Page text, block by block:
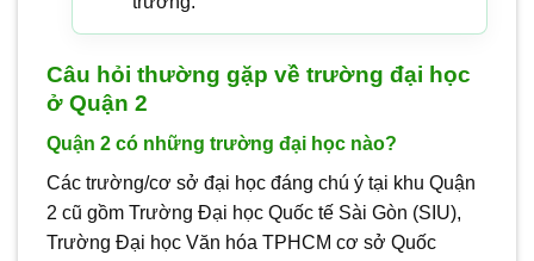
Câu hỏi thường gặp về trường đại học
ở Quận 2
Quận 2 có những trường đại học nào?
Các trường/cơ sở đại học đáng chú ý tại khu Quận
2 cũ gồm Trường Đại học Quốc tế Sài Gòn (SIU),
Trường Đại học Văn hóa TPHCM cơ sở Quốc